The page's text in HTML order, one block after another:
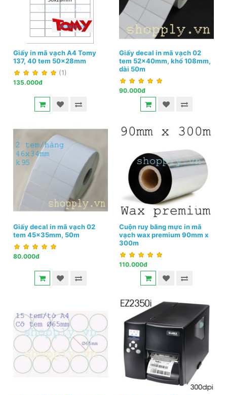
Giấy in mã vạch A4 Tomy
137, 40 tem 50x28mm
(1)
135.000đ
Giấy decal in mã vạch 02
tem 52x40mm, khổ 108mm,
dài 50m
90.000đ
Giấy decal in mã vạch 02
tem 45x35mm, 50m
80.000đ
Cuộn ruy băng mực in mã
vạch wax premium 90mm x
300m
110.000đ